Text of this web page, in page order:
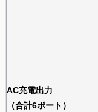
AC充電出力
（合計6ポート）